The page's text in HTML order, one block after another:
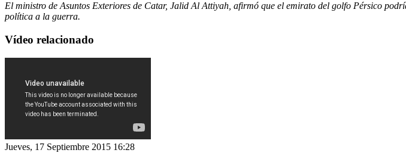
El ministro de Asuntos Exteriores de Catar, Jalid Al Attiyah, afirmó que el emirato del golfo Pérsico
política a la guerra.
Vídeo relacionado
Jueves, 17 Septiembre 2015 16:28